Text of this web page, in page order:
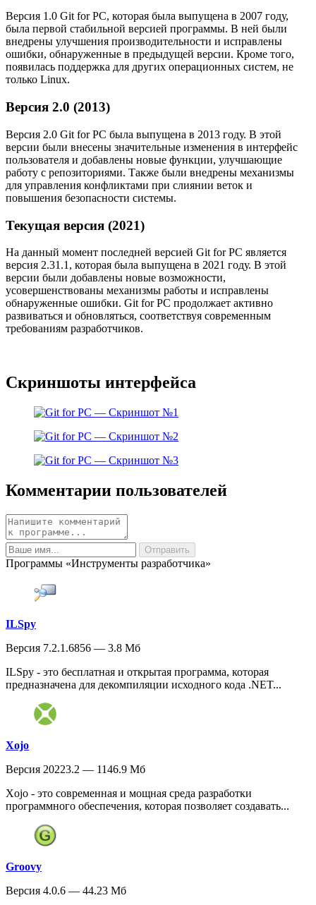
Версия 1.0 Git for PC, которая была выпущена в 2007 году,
была первой стабильной версией программы. В ней были
внедрены улучшения производительности и исправлены
ошибки, обнаруженные в предыдущей версии. Кроме того,
появилась поддержка для других операционных систем, не
только Linux.
Версия 2.0 (2013)
Версия 2.0 Git for PC была выпущена в 2013 году. В этой
версии были внесены значительные изменения в интерфейс
пользователя и добавлены новые функции, улучшающие
работу с репозиториями. Также были внедрены механизмы
для управления конфликтами при слиянии веток и
повышения безопасности системы.
Текущая версия (2021)
На данный момент последней версией Git for PC является
версия 2.31.1, которая была выпущена в 2021 году. В этой
версии были добавлены новые возможности,
усовершенствованы механизмы работы и исправлены
обнаруженные ошибки. Git for PC продолжает активно
развиваться и обновляться, соответствуя современным
требованиям разработчиков.
Скриншоты интерфейса
Комментарии пользователей
Программы «Инструменты разработчика»
ILSpy
Версия 7.2.1.6856 — 3.8 Мб
ILSpy - это бесплатная и открытая программа, которая
предназначена для декомпиляции исходного кода .NET...
Xojo
Версия 20223.2 — 1146.9 Мб
Xojo - это современная и мощная среда разработки
программного обеспечения, которая позволяет создавать...
Groovy
Версия 4.0.6 — 44.23 Мб